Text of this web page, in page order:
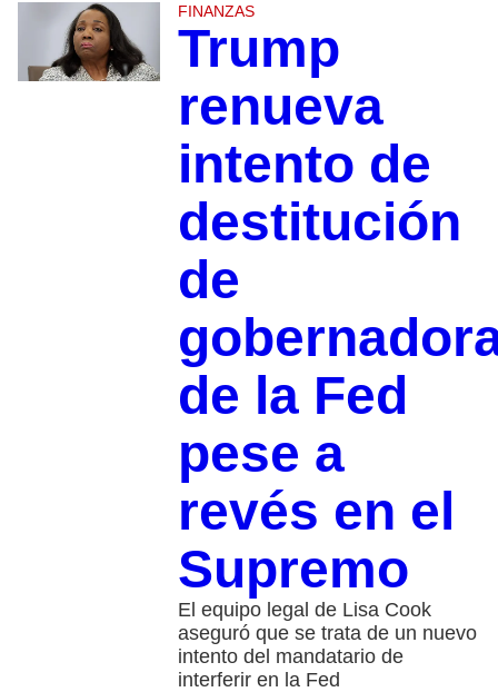
FINANZAS
Trump
renueva
intento de
destitución
de
de la Fed
pese a
revés en el
Supremo
El equipo legal de Lisa Cook
aseguró que se trata de un nuevo
intento del mandatario de
interferir en la Fed